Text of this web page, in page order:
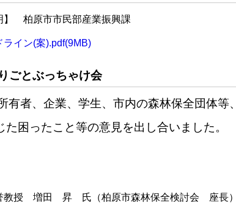
柏原市市民部産業振興課
イン(案).pdf(9MB)
ごとぶっちゃけ会
有者、企業、学生、市内の森林保全団体等
たこと等の意見を出し合いました。
田 昇 氏（柏原市森林保全検討会 座長